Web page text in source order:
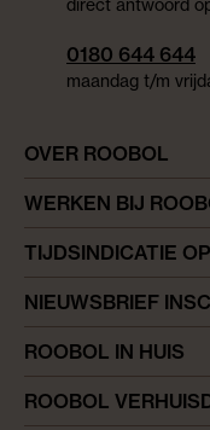
OVER ROOBOL
WERKEN BIJ
TIJDSINDICATIE
NIEUWSBRIEF
ROOBOL IN HUIS
ROOBOL
direct antwoord
0180 644 644
maandag t/m